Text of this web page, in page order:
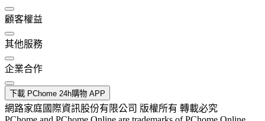
顧客權益
其他服務
企業合作
下載 PChome 24h購物 APP
網路家庭國際資訊股份有限公司 版權所有 轉載必究